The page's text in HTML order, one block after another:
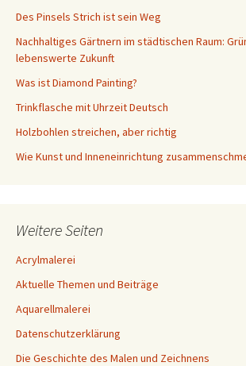
Des Pinsels Strich ist sein Weg
Nachhaltiges Gärtnern im städtischen Raum:
lebenswerte Zukunft
Was ist Diamond Painting?
Trinkflasche mit Uhrzeit Deutsch
Holzbohlen streichen, aber richtig
Wie Kunst und Inneneinrichtung
Weitere Seiten
Acrylmalerei
Aktuelle Themen und Beiträge
Aquarellmalerei
Datenschutzerklärung
Die Geschichte des Malen und Zeichnens